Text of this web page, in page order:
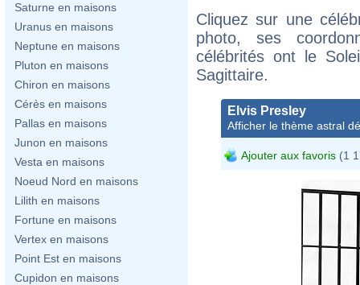
Saturne en maisons
Uranus en maisons
Neptune en maisons
Pluton en maisons
Chiron en maisons
Cérès en maisons
Pallas en maisons
Junon en maisons
Vesta en maisons
Noeud Nord en maisons
Lilith en maisons
Fortune en maisons
Vertex en maisons
Point Est en maisons
Cupidon en maisons
Cliquez sur une
photo, ses
célébrités ont le
Sagittaire.
Elvis Presley
Afficher le thème astral
Ajouter aux favoris (1